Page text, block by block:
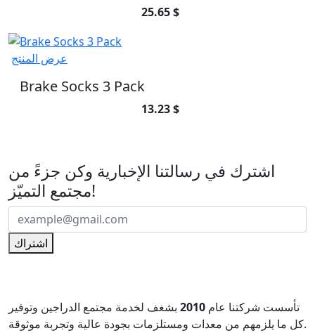
25.65 $
عرض المنتج
Brake Socks 3 Pack
13.23 $
اشترك في رسالتنا الإخبارية وكن جزءً من
مجتمع التميّز!
اشتراك
تأسست شركتنا عام 2010 بشغف لخدمة مجتمع الدراجين وتوفير
كل ما يلزمهم من معدات ومستلزمات بجودة عالية وتجربة موثوقة.